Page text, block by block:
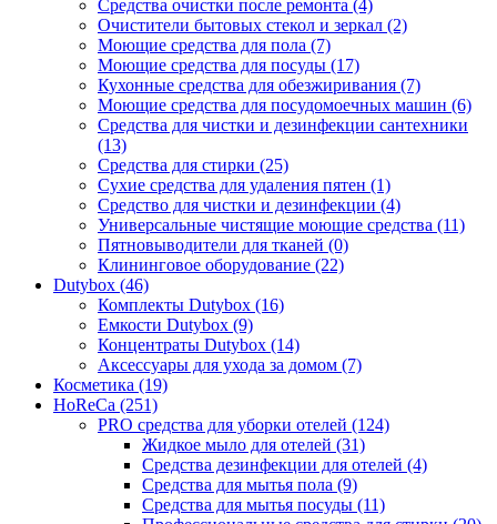
Средства очистки после ремонта (4)
Очистители бытовых стекол и зеркал (2)
Моющие средства для пола (7)
Моющие средства для посуды (17)
Кухонные средства для обезжиривания (7)
Моющие средства для посудомоечных машин (6)
Средства для чистки и дезинфекции сантехники
(13)
Средства для стирки (25)
Сухие средства для удаления пятен (1)
Средство для чистки и дезинфекции (4)
Универсальные чистящие моющие средства (11)
Пятновыводители для тканей (0)
Клининговое оборудование (22)
Dutybox (46)
Комплекты Dutybox (16)
Емкости Dutybox (9)
Концентраты Dutybox (14)
Аксессуары для ухода за домом (7)
Косметика (19)
HoReCa (251)
PRO средства для уборки отелей (124)
Жидкое мыло для отелей (31)
Средства дезинфекции для отелей (4)
Средства для мытья пола (9)
Средства для мытья посуды (11)